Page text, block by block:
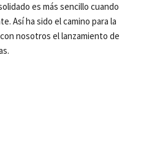
es más sencillo cuando
Así ha sido el camino para la
nosotros el lanzamiento de